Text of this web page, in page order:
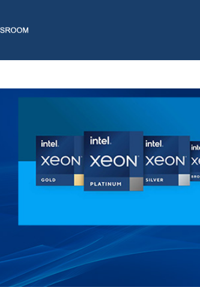
INTEL XEON 4. GENERACIJE NADMAŠUJE